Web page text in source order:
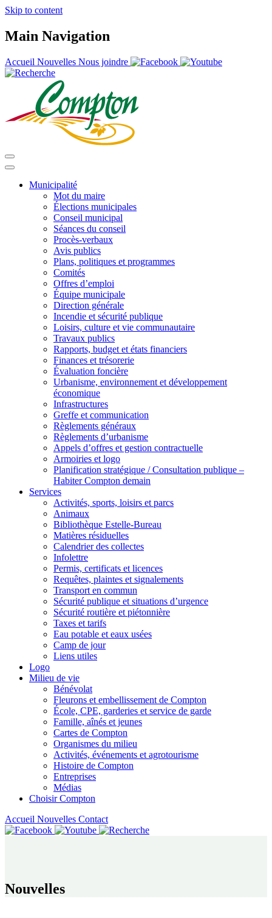
Skip to content
Main Navigation
Accueil Nouvelles Nous joindre
Municipalité
Mot du maire
Élections municipales
Conseil municipal
Séances du conseil
Procès-verbaux
Avis publics
Plans, politiques et programmes
Comités
Offres d’emploi
Équipe municipale
Direction générale
Incendie et sécurité publique
Loisirs, culture et vie communautaire
Travaux publics
Rapports, budget et états financiers
Finances et trésorerie
Évaluation foncière
Urbanisme, environnement et développement
économique
Infrastructures
Greffe et communication
Règlements généraux
Règlements d’urbanisme
Appels d’offres et gestion contractuelle
Armoiries et logo
Planification stratégique / Consultation publique –
Habiter Compton demain
Services
Activités, sports, loisirs et parcs
Animaux
Bibliothèque Estelle-Bureau
Matières résiduelles
Calendrier des collectes
Infolettre
Permis, certificats et licences
Requêtes, plaintes et signalements
Transport en commun
Sécurité publique et situations d’urgence
Sécurité routière et piétonnière
Taxes et tarifs
Eau potable et eaux usées
Camp de jour
Liens utiles
Logo
Milieu de vie
Bénévolat
Fleurons et embellissement de Compton
École, CPE, garderies et service de garde
Famille, aînés et jeunes
Cartes de Compton
Organismes du milieu
Activités, événements et agrotourisme
Histoire de Compton
Entreprises
Médias
Choisir Compton
Accueil Nouvelles Contact
Nouvelles